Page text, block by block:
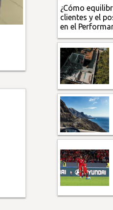
¿Cómo
clientes y el
en el